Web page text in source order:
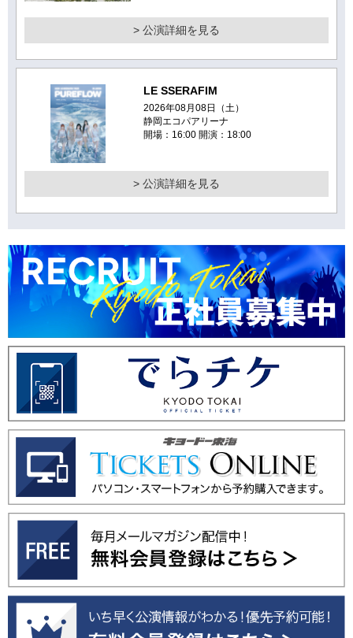
> 公演詳細を見る
LE SSERAFIM
2026年08月08日（土）
静岡エコパアリーナ
開場：16:00 開演：18:00
> 公演詳細を見る